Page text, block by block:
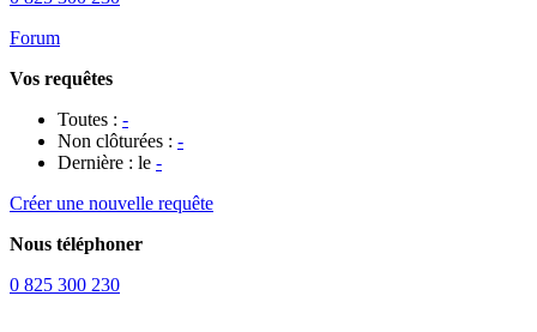
Forum
Vos requêtes
Toutes : -
Non clôturées : -
Dernière : le -
Créer une nouvelle requête
Nous téléphoner
0 825 300 230